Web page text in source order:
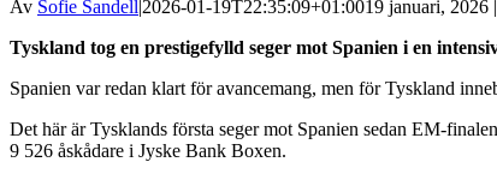
Av Sofie Sandell|2026-01-19T22:35:09+01:0019 januari, 2026
Tyskland tog en prestigefylld seger mot Spanien i en
Spanien var redan klart för avancemang, men för Tyskland
Det här är Tysklands första seger mot Spanien sedan EM-
9 526 åskådare i Jyske Bank Boxen.